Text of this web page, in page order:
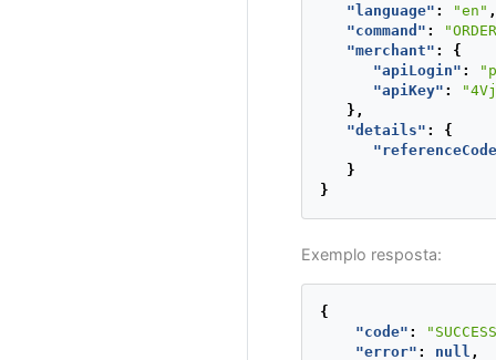
"language" : "en" ,
"command" :
"merchant" :
{
"apiLogin" :
"apiKey" :
},
"details" :
{
}
}
Exemplo resposta:
{
"code" :
"error" : null ,